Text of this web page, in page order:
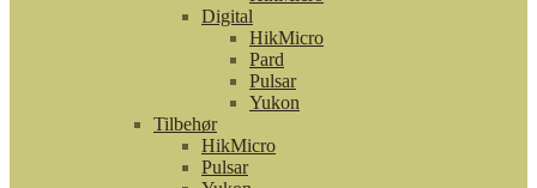
Digital
HikMicro
Pard
Pulsar
Yukon
Tilbehør
HikMicro
Pulsar